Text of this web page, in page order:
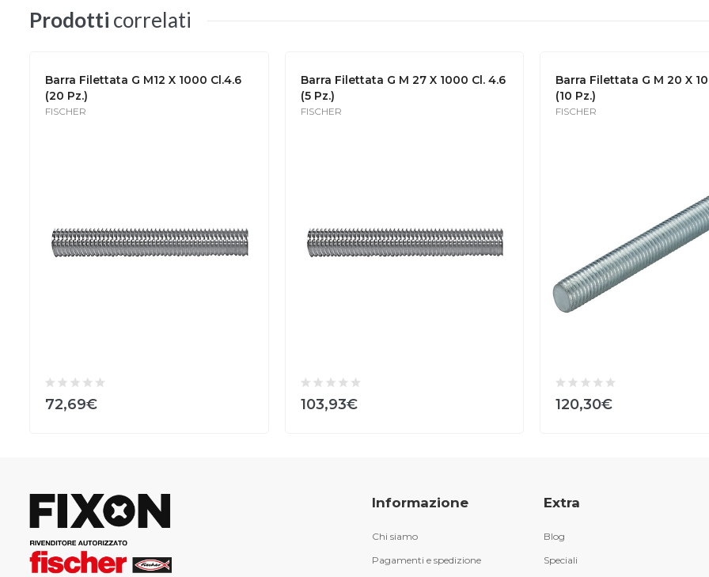
Prodotti correlati
Barra Filettata G M12 X 1000 Cl.4.6
(20 Pz.)
FISCHER
72,69€
Barra Filettata G M 27 X 1000 Cl. 4.6
(5 Pz.)
FISCHER
103,93€
Barra Filettata G M 20 X
(10 Pz.)
FISCHER
120,30€
Informazione
Chi siamo
Pagamenti e spedizione
Extra
Blog
Speciali